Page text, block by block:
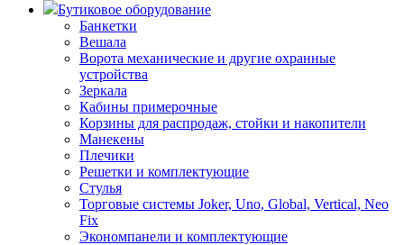
Бутиковое оборудование
Банкетки
Вешала
Ворота механические и другие охранные
устройства
Зеркала
Кабины примерочные
Корзины для распродаж, стойки и накопители
Манекены
Плечики
Решетки и комплектующие
Стулья
Торговые системы Joker, Uno, Global, Vertical, Neo
Fix
Экономпанели и комплектующие